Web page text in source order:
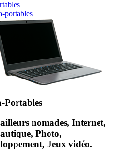
portables
Portables
nomades, Internet,
Photo,
Jeux vidéo.